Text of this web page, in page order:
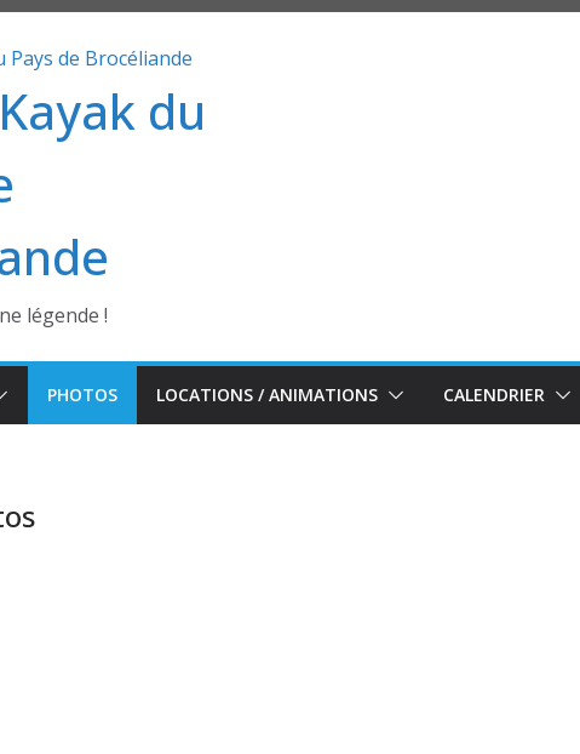
du
légende !
PHOTOS LOCATIONS / ANIMATIONS CALENDRIER